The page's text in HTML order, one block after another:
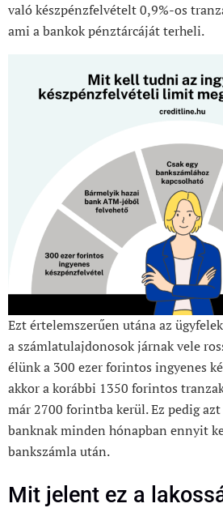
való készpénzfelvételt 0,9%-os
ami a bankok pénztárcáját terheli.
Ezt értelemszerűen utána az
a számlatulajdonosok járnak vele
élünk a 300 ezer forintos ingyenes
akkor a korábbi 1350 forintos
már 2700 forintba kerül. Ez pedig
banknak minden hónapban ennyit
bankszámla után.
Mit jelent ez a